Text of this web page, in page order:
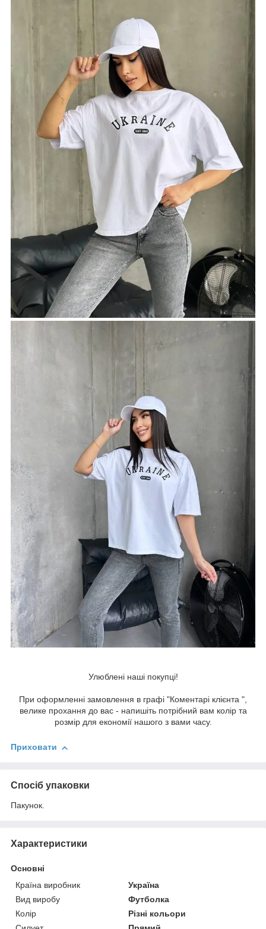
Улюблені наші покупці!
При оформленні замовлення в графі "Коментарі клієнта ",
велике прохання до вас - напишіть потрібний вам колір та
розмір для економії нашого з вами часу.
Приховати
Спосіб упаковки
Пакунок.
Характеристики
Основні
Країна виробник
Україна
Вид виробу
Футболка
Колір
Різні кольори